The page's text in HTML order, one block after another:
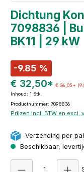
Dichtung
7098836 |
BK11 | 29 kW
-9.85 %
€ 32,50* € 36,05*
Inhoud: 1 Stk.
Productnummer: 7098836
Prijzen incl. BTW en excl.
Verzending per
Beschikbaar,